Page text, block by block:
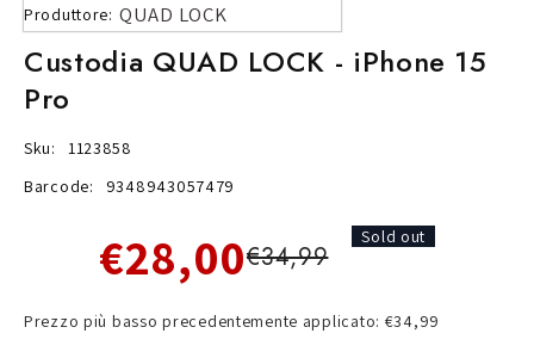
Produttore: QUAD LOCK
Custodia QUAD LOCK - iPhone 15
Pro
Sku:
1123858
Barcode:
9348943057479
€28,00€34,99
Sold out
Prezzo più basso precedentemente applicato: €34,99